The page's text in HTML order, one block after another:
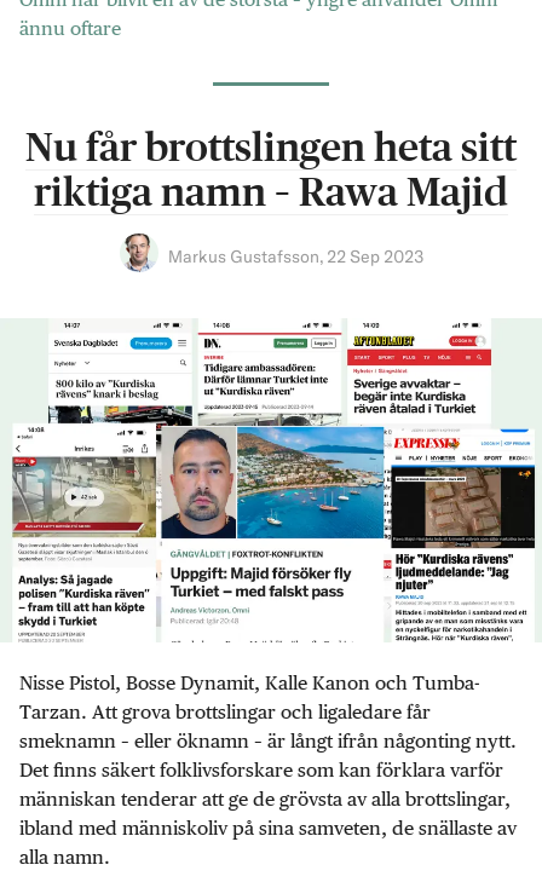
ännu oftare
Nu får brottslingen heta sitt
riktiga namn – Rawa Majid
Markus Gustafsson, 22 Sep 2023
Nisse Pistol, Bosse Dynamit, Kalle Kanon och Tumba-
Tarzan. Att grova brottslingar och ligaledare får
smeknamn – eller öknamn – är långt ifrån någonting nytt.
Det finns säkert folklivsforskare som kan förklara varför
människan tenderar att ge de grövsta av alla brottslingar,
ibland med människoliv på sina samveten, de snällaste av
alla namn.